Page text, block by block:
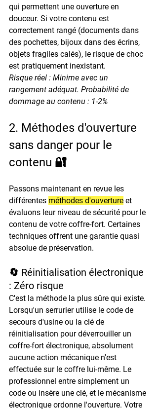
qui permettent une ouverture en
douceur. Si votre contenu est
correctement rangé (documents dans
des pochettes, bijoux dans des écrins,
objets fragiles calés), le risque de choc
est pratiquement inexistant.
Risque réel : Minime avec un
rangement adéquat. Probabilité de
dommage au contenu : 1-2%
2. Méthodes d'ouverture
sans danger pour le
contenu 🔐
Passons maintenant en revue les
différentes méthodes d'ouverture et
évaluons leur niveau de sécurité pour le
contenu de votre coffre-fort. Certaines
techniques offrent une garantie quasi
absolue de préservation.
🔄 Réinitialisation électronique
: Zéro risque
C'est la méthode la plus sûre qui existe.
Lorsqu'un serrurier utilise le code de
secours d'usine ou la clé de
réinitialisation pour déverrouiller un
coffre-fort électronique, absolument
aucune action mécanique n'est
effectuée sur le coffre lui-même. Le
professionnel entre simplement un
code ou insère une clé, et le mécanisme
électronique ordonne l'ouverture. Votre